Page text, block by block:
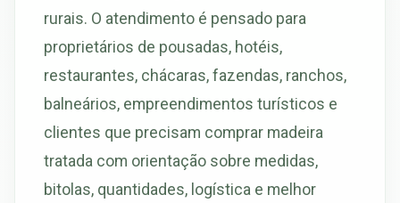
rurais. O atendimento é pensado para
proprietários de pousadas, hotéis,
restaurantes, chácaras, fazendas, ranchos,
balneários, empreendimentos turísticos e
clientes que precisam comprar madeira
tratada com orientação sobre medidas,
bitolas, quantidades, logística e melhor